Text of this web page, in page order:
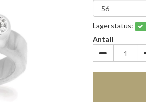
Lagerstatus:
Antall